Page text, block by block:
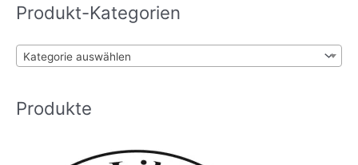
werden
n
Produkt-Kategorien
Kategorie auswählen
Produkte